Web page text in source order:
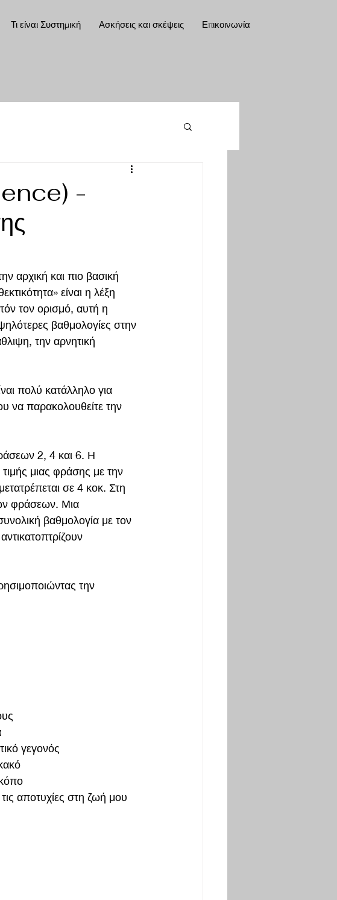
Τι είναι Συστημική Ασκήσεις και σκέψεις Επικοινωνία
-
αρχική και πιο βασική
είναι η λέξη
τον ορισμό, αυτή η
βαθμολογίες στην
την αρνητική
πολύ κατάλληλο για
να παρακολουθείτε την
2, 4 και 6. Η
τιμής μιας φράσης με την
σε 4 κοκ. Στη
φράσεων. Μια
βαθμολογία με τον
την
γεγονός
αποτυχίες στη ζωή μου